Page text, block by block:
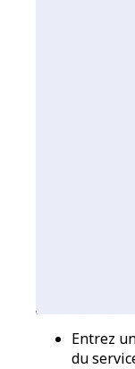
Entrez
du